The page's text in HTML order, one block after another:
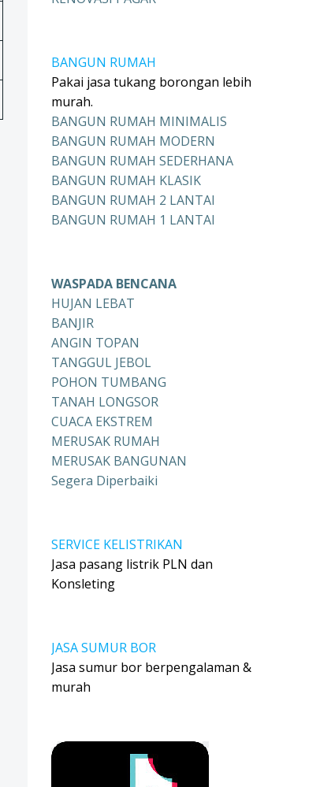
BANGUN RUMAH
Pakai jasa tukang borongan lebih
murah.
BANGUN RUMAH MINIMALIS
BANGUN RUMAH MODERN
BANGUN RUMAH SEDERHANA
BANGUN RUMAH KLASIK
BANGUN RUMAH 2 LANTAI
BANGUN RUMAH 1 LANTAI
WASPADA BENCANA
HUJAN LEBAT
BANJIR
ANGIN TOPAN
TANGGUL JEBOL
POHON TUMBANG
TANAH LONGSOR
CUACA EKSTREM
MERUSAK RUMAH
MERUSAK BANGUNAN
Segera Diperbaiki
SERVICE KELISTRIKAN
Jasa pasang listrik PLN dan
Konsleting
JASA SUMUR BOR
Jasa sumur bor berpengalaman &
murah